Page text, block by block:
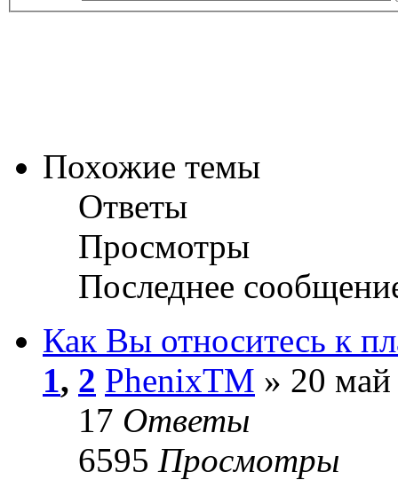
Похожие темы
Ответы
Просмотры
Последнее
Как Вы относитесь к
1, 2 PhenixTM » 20
17 Ответы
6595 Просмотры